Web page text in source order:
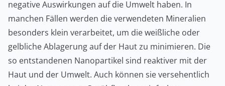
negative Auswirkungen auf die Umwelt haben. In
manchen Fällen werden die verwendeten Mineralien
besonders klein verarbeitet, um die weißliche oder
gelbliche Ablagerung auf der Haut zu minimieren. Die
so entstandenen Nanopartikel sind reaktiver mit der
Haut und der Umwelt. Auch können sie versehentlich